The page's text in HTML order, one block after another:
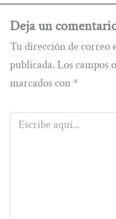
Deja un
Tu dirección de correo
publicada. Los campos
marcados con *
Escribe
aquí...